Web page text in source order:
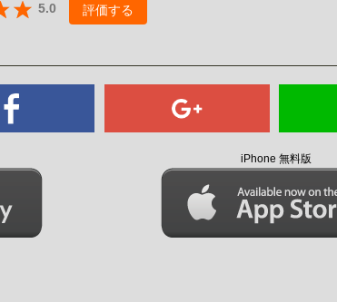
5.0 評価する
iPhone 無料版